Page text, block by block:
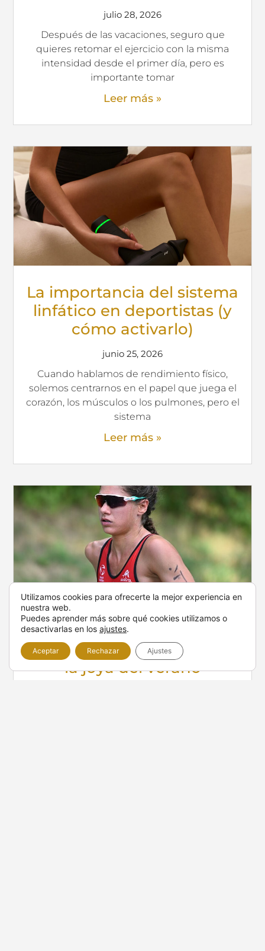
julio 28, 2026
Después de las vacaciones, seguro que
quieres retomar el ejercicio con la misma
intensidad desde el primer día, pero es
importante tomar
Leer más »
La importancia del sistema
linfático en deportistas (y
cómo activarlo)
junio 25, 2026
Cuando hablamos de rendimiento físico,
solemos centrarnos en el papel que juega el
corazón, los músculos o los pulmones, pero el
sistema
Leer más »
Trail running en el Pirineo
2026: Por qué la GMMB es
la joya del verano
Utilizamos cookies para ofrecerte la mejor experiencia en
nuestra web.
Puedes aprender más sobre qué cookies utilizamos o
desactivarlas en los ajustes.
Aceptar Rechazar Ajustes